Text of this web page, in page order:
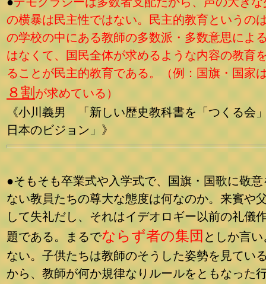
の横暴は民主性ではない。民主的教育というの
の学校の中にある教師の多数派・多数意思によ
はなくて、国民全体が求めるような内容の教育
ることが民主的教育である。（例：国旗・国家
８割 が求めている）
《小川義男 「新しい歴史教科書を「つくる会
日本のビジョン」》
●そもそも卒業式や入学式で、国旗・国歌に敬意
ない教員たちの尊大な態度は何なのか。来賓や
して失礼だし、それはイデオロギー以前の礼儀
題である。
まるでならず者の集団 としか言
ない。子供たちは教師のそうした姿勢を見てい
から、教師が何か規律なりルールをともなった